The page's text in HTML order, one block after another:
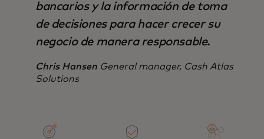
bancarios y la información de toma
de decisiones para hacer crecer su
negocio de manera responsable.
Chris Hansen General manager, Cash Atlas
Solutions